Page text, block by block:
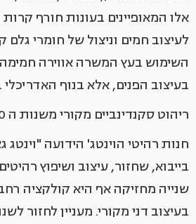
אלו המאופיינים בעונות חורף קרות
לעיצוב חמים וניצול של חומרי גלם
השימוש בעץ המשרה אווירה
בעיצוב הפנים, אלא בנוף האדריכלי
ריהוט סקנדינביים מקורי משנות ה 50:
חנות רהיטי הוינטג' הידועה
בייבוא, שחזור, עיצוב ושיפוץ
שנייה מחזיקה אף היא קולקציה